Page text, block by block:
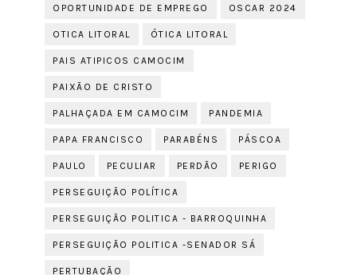
OPORTUNIDADE DE EMPREGO OSCAR 2024
OTICA LITORAL ÓTICA LITORAL
PAIS ATIPICOS CAMOCIM
PAIXÃO DE CRISTO
PALHAÇADA EM CAMOCIM PANDEMIA
PAPA FRANCISCO PARABÉNS PÁSCOA
PAULO PECULIAR PERDÃO PERIGO
PERSEGUIÇÃO POLÍTICA
PERSEGUIÇÃO POLITICA - BARROQUINHA
PERSEGUIÇÃO POLITICA -SENADOR SÁ
PERTUBAÇÃO